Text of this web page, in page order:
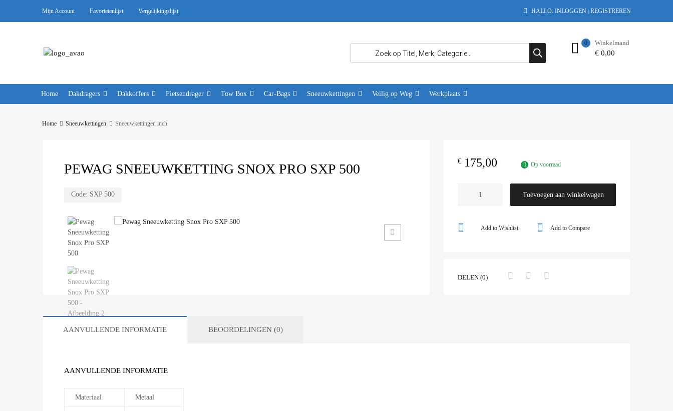
Mijn Account Favorietenlijst Vergelijkingslijst HALLO. INLOGGEN | REGISTREREN
Winkelmand
€ 0,00
0
Home Dakdragers Dakkoffers Fietsendrager Tow Box Car-Bags Sneeuwkettingen Veilig op Weg Werkplaats
Home Sneeuwkettingen Sneeuwkettingen inch
PEWAG SNEEUWKETTING SNOX PRO SXP 500
Code: SXP 500
€ 175,00 Op voorraad
Toevoegen aan winkelwagen
Add to Compare
Add to Wishlist
DELEN (0)
AANVULLENDE INFORMATIE BEOORDELINGEN (0)
AANVULLENDE INFORMATIE
Materiaal Metaal